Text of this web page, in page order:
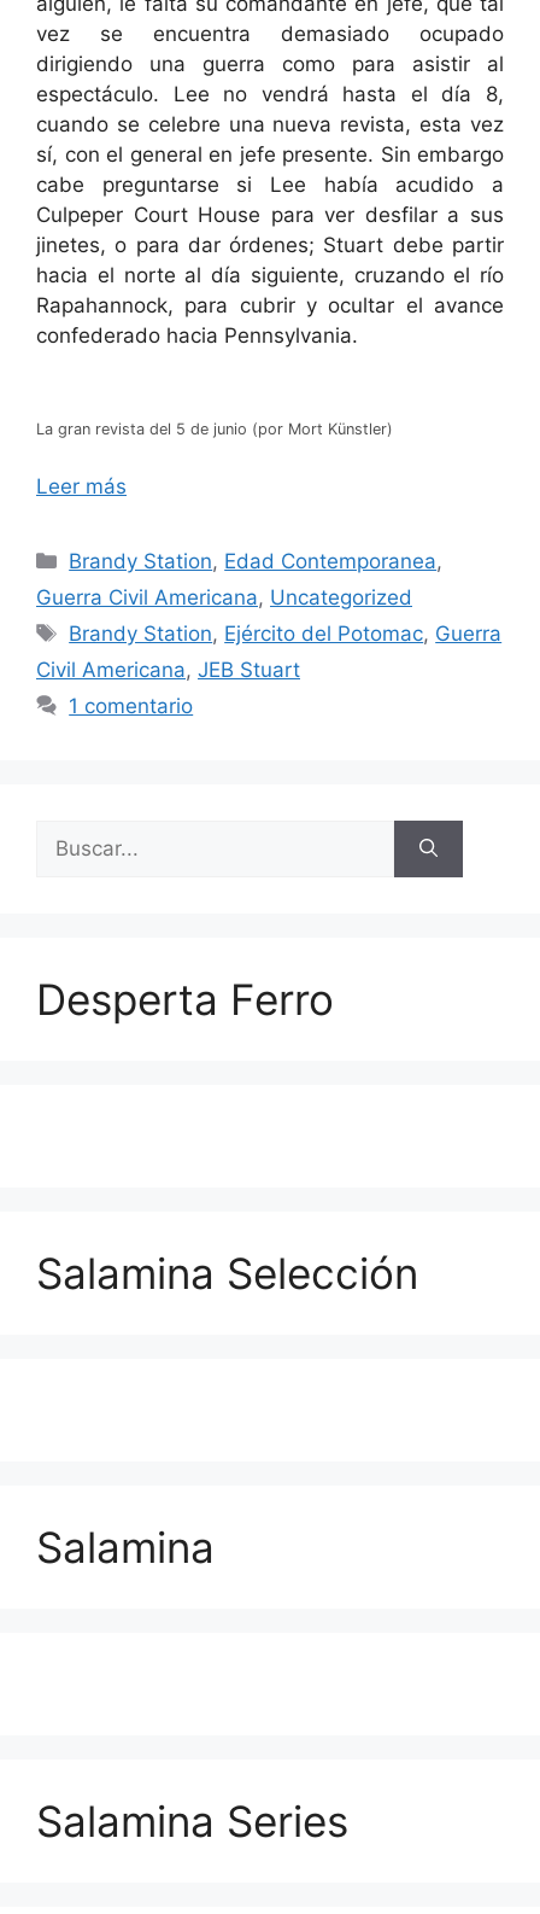
vez se encuentra demasiado ocupado
dirigiendo una guerra como para asistir al
espectáculo. Lee no vendrá hasta el día 8,
cuando se celebre una nueva revista, esta vez
sí, con el general en jefe presente. Sin embargo
cabe preguntarse si Lee había acudido a
Culpeper Court House para ver desfilar a sus
jinetes, o para dar órdenes; Stuart debe partir
hacia el norte al día siguiente, cruzando el río
Rapahannock, para cubrir y ocultar el avance
confederado hacia Pennsylvania.
La gran revista del 5 de junio (por Mort Künstler)
Leer más
Categorías
Brandy Station, Edad Contemporanea,
Guerra Civil Americana, Uncategorized
Etiquetas
Brandy Station, Ejército del Potomac, Guerra
Civil Americana, JEB Stuart
1 comentario
Desperta Ferro
Salamina Selección
Salamina
Salamina Series